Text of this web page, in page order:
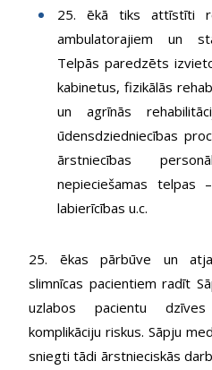
25. ēkā tiks attīstīti
ambulatorajiem un
Telpās paredzēts
kabinetus, fizikālās
un agrīnās
ūdensdziedniecības
ārstniecības
nepieciešamas telpas
labierīcības u.c.
25. ēkas pārbūve un
slimnīcas pacientiem radīt
uzlabos pacientu
komplikāciju riskus. Sāpju
sniegti tādi ārstnieciskās